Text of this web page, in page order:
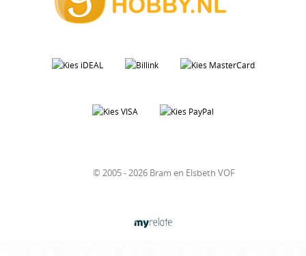
© 2005 - 2026 Bram en Elsbeth VOF